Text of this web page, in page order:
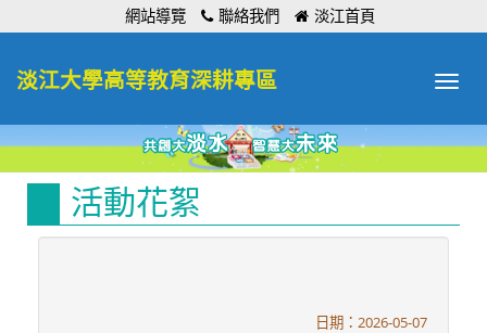
網站導覽 聯絡我們 淡江首頁
Toggle
淡江大學高等教育深耕專區
活動花絮
日期：2026-05-07